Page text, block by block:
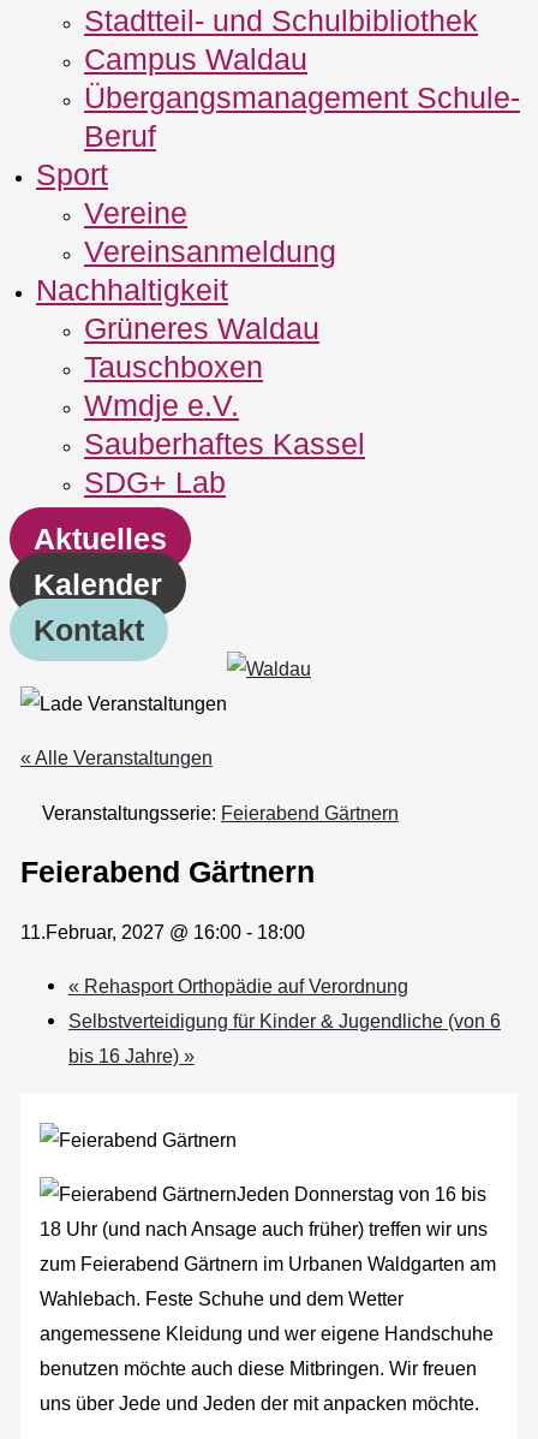
Stadtteil- und Schulbibliothek
Campus Waldau
Übergangsmanagement Schule‐
Beruf
Sport
Vereine
Vereinsanmeldung
Nachhaltigkeit
Grüneres Waldau
Tauschboxen
Wmdje e.V.
Sauberhaftes Kassel
SDG+ Lab
Aktuelles
Kalender
Kontakt
« Alle Veranstaltungen
Veranstaltungsserie: Feierabend Gärtnern
Feierabend Gärtnern
11.Februar, 2027 @ 16:00- 18:00
« Rehasport Orthopädie auf Verordnung
Selbstverteidigung für Kinder & Jugendliche (von 6
bis 16 Jahre) »
Jeden Donnerstag von 16 bis
18 Uhr (und nach Ansage auch früher) treffen wir uns
zum Feierabend Gärtnern im Urbanen Waldgarten am
Wahlebach. Feste Schuhe und dem Wetter
angemessene Kleidung und wer eigene Handschuhe
benutzen möchte auch diese Mitbringen. Wir freuen
uns über Jede und Jeden der mit anpacken möchte.